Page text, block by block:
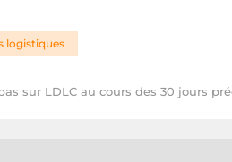
sur LDLC au cours des 30 jours
logistiques